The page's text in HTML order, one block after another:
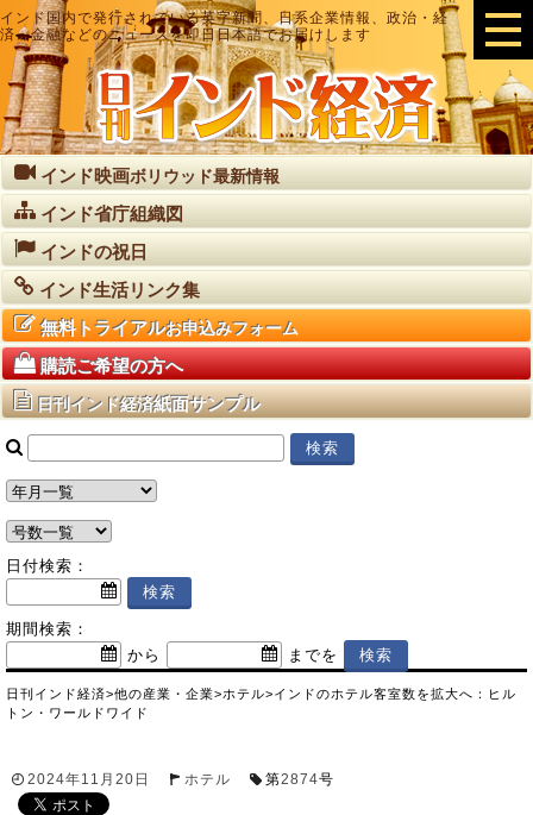
インド国内で発行されている英字新聞、日系企業情報、政治・経
済・金融などのニュースを即日日本語でお届けします
インド映画ボリウッド最新情報
インド省庁組織図
インドの祝日
インド生活リンク集
無料トライアルお申込みフォーム
購読ご希望の方へ
日刊インド経済紙面サンプル
日付検索：
期間検索：
から
までを
日刊インド経済>他の産業・企業>ホテル>インドのホテル客室数を拡大へ：ヒル
トン・ワールドワイド
2024年11月20日 ホテル 第2874号